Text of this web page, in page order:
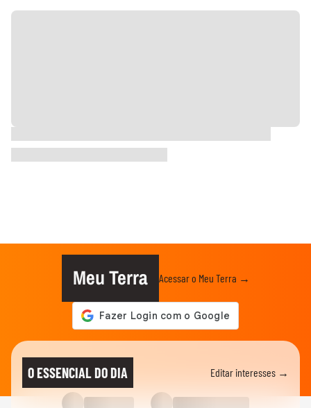
Meu Terra Acessar o Meu Terra →
O ESSENCIAL DO DIA Editar interesses →